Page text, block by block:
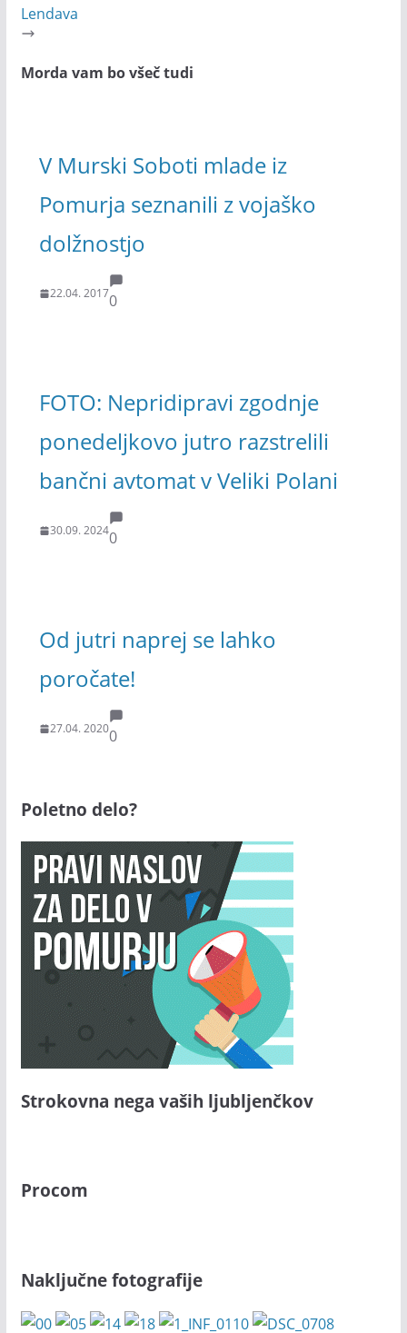
Lendava
Morda vam bo všeč tudi
V Murski Soboti mlade iz
Pomurja seznanili z vojaško
dolžnostjo
22.04. 20170
FOTO: Nepridipravi zgodnje
ponedeljkovo jutro razstrelili
bančni avtomat v Veliki Polani
30.09. 20240
Od jutri naprej se lahko
poročate!
27.04. 20200
Poletno delo?
Strokovna nega vaših ljubljenčkov
Procom
Naključne fotografije